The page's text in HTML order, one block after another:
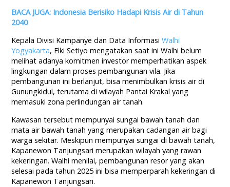
BACA JUGA: Indonesia Berisiko Hadapi Krisis Air di Tahun
2040
Kepala Divisi Kampanye dan Data InformasiWalhi
Yogyakarta, Elki Setiyo mengatakan saat ini Walhi belum
melihat adanya komitmen investor memperhatikan aspek
lingkungan dalam proses pembangunan vila. Jika
pembangunan ini berlanjut, bisa menimbulkan krisis air di
Gunungkidul, terutama di wilayah Pantai Krakal yang
memasuki zona perlindungan air tanah.
Kawasan tersebut mempunyai sungai bawah tanah dan
mata air bawah tanah yang merupakan cadangan air bagi
warga sekitar. Meskipun mempunyai sungai di bawah tanah,
Kapanewon Tanjungsari merupakan wilayah yang rawan
kekeringan. Walhi menilai, pembangunan resor yang akan
selesai pada tahun 2025 ini bisa memperparah kekeringan di
Kapanewon Tanjungsari.